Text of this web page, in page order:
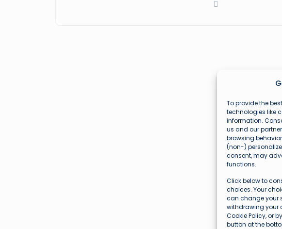
To provide the
technologies like
information.
us and our
browsing
(non-)
consent, may
functions.
Click below to
choices. Your
can change your
withdrawing your
Cookie Policy, or
button at the